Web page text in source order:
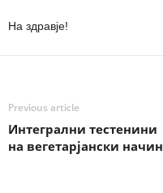
На здравје!
Previous article
Интегрални тестенини
на вегетарјански начин